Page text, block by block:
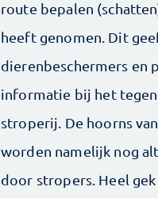
route bepalen
heeft genomen. Dit
dierenbeschermers en
informatie bij het
stroperij. De hoorns
worden namelijk nog
door stropers. Heel gek